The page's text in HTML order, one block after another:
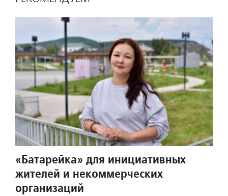
«Батарейка» для инициативных
жителей и некоммерческих
организаций